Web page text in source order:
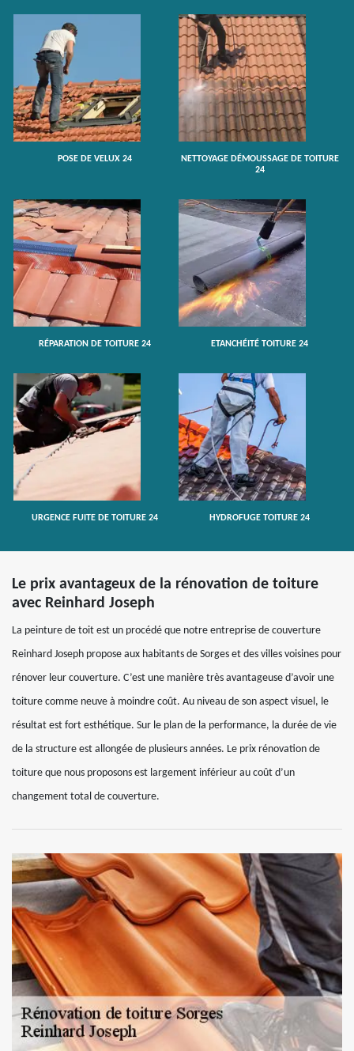
POSE DE VELUX 24
NETTOYAGE DÉMOUSSAGE DE TOITURE
24
RÉPARATION DE TOITURE 24 ETANCHÉITÉ TOITURE 24
URGENCE FUITE DE TOITURE 24 HYDROFUGE TOITURE 24
Le prix avantageux de la rénovation de toiture
avec Reinhard Joseph
La peinture de toit est un procédé que notre entreprise de couverture
Reinhard Joseph propose aux habitants de Sorges et des villes voisines pour
rénover leur couverture. C’est une manière très avantageuse d’avoir une
toiture comme neuve à moindre coût. Au niveau de son aspect visuel, le
résultat est fort esthétique. Sur le plan de la performance, la durée de vie
de la structure est allongée de plusieurs années. Le prix rénovation de
toiture que nous proposons est largement inférieur au coût d’un
changement total de couverture.